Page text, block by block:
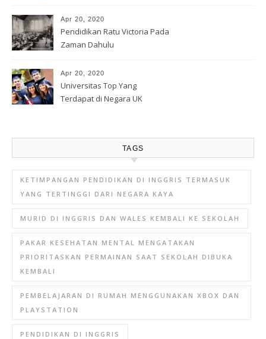
Apr 20, 2020
Pendidikan Ratu Victoria Pada
Zaman Dahulu
Apr 20, 2020
Universitas Top Yang
Terdapat di Negara UK
TAGS
KETIMPANGAN PENDIDIKAN DI INGGRIS TERMASUK
YANG TERTINGGI DARI NEGARA KAYA
MURID DI INGGRIS DAN WALES KEMBALI KE SEKOLAH
PAKAR KESEHATAN MENTAL MENGATAKAN
PRIORITASKAN PERMAINAN SAAT SEKOLAH DIBUKA
KEMBALI
PEMBELAJARAN DI RUMAH MENGGUNAKAN XBOX DAN
PLAYSTATION
PENDIDIKAN DI INGGRIS